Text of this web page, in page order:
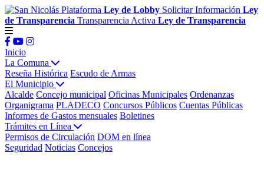
Plataforma Ley de Lobby Solicitar Información Ley
de Transparencia Transparencia Activa Ley de Transparencia
Inicio
La Comuna
Reseña Histórica Escudo de Armas
El Municipio
Alcalde Concejo municipal Oficinas Municipales Ordenanzas
Organigrama PLADECO Concursos Públicos Cuentas Públicas
Informes de Gastos mensuales Boletines
Trámites en Línea
Permisos de Circulación DOM en línea
Seguridad Noticias Concejos